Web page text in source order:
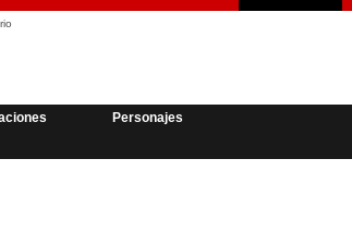
Personajes